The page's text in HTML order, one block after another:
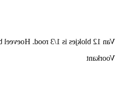
1/3 rood. Hoeveel blokjes zijn rood?
Voorkant